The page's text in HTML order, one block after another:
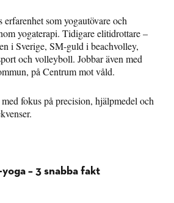
erfarenhet som yogautövare och
yogaterapi. Tidigare elitidrottare –
i Sverige, SM-guld i beachvolley,
och volleyboll. Jobbar även med
på Centrum mot våld.
fokus på precision, hjälpmedel och
– 3 snabba fakt